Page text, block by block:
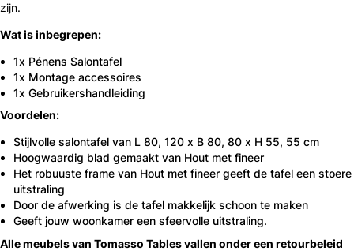
zijn.
Wat is inbegrepen:
1x Pénens Salontafel
1x Montage accessoires
1x Gebruikershandleiding
Voordelen:
Stijlvolle salontafel van L 80, 120 x B 80, 80 x H 55, 55 cm
Hoogwaardig blad gemaakt van Hout met fineer
Het robuuste frame van Hout met fineer geeft de tafel een stoere
uitstraling
Door de afwerking is de tafel makkelijk schoon te maken
Geeft jouw woonkamer een sfeervolle uitstraling.
Alle meubels van Tomasso Tables vallen onder een retourbeleid